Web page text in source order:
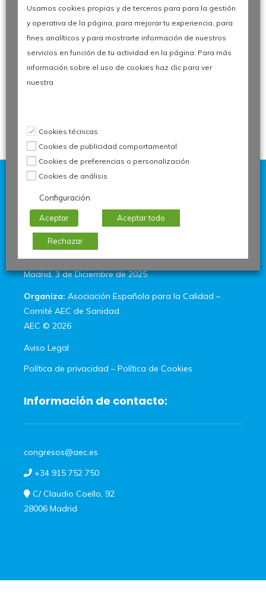
Presidenta, ASOCIACIÓN
ESPAÑOLA PARA LA CALIDAD
II Congreso de Sanidad en la AEC
Madrid, 3 de Diciembre de 2025
Organiza: Asociación Española para la Calidad –
Comité AEC de Sanidad
AEC © 2026
Aviso Legal
Política de privacidad – Política de Cookies
Información de contacto:
congresos@aec.es
+34 915 752 750
C/ Claudio Coello, 92
28006 Madrid
Usamos cookies propias y de terceros para para la gestión
y operativa de la página, para mejorar tu experiencia, para
fines analíticos y para mostrarte información de nuestros
servicios en función de tu actividad en la página. Para más
información sobre el uso de cookies haz clic para ver
nuestra
Cookies técnicas
Cookies de publicidad comportamental
Cookies de preferencias o personalización
Cookies de análisis
Configuración
Aceptar Aceptar todo
Rechazar